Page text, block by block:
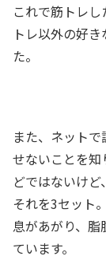
これで筋トレ
トレ以外の好
た。
また、ネット
せないことを
どではないけど
それを3セット
息があがり、脂
ています。